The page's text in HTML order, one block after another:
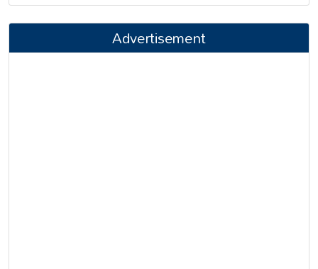
Advertisement